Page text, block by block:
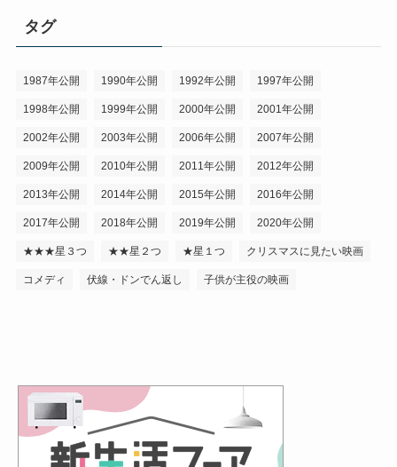
タグ
1987年公開 1990年公開 1992年公開 1997年公開
1998年公開 1999年公開 2000年公開 2001年公開
2002年公開 2003年公開 2006年公開 2007年公開
2009年公開 2010年公開 2011年公開 2012年公開
2013年公開 2014年公開 2015年公開 2016年公開
2017年公開 2018年公開 2019年公開 2020年公開
★★★星３つ ★★星２つ ★星１つ クリスマスに見たい映画
コメディ 伏線・ドンでん返し 子供が主役の映画